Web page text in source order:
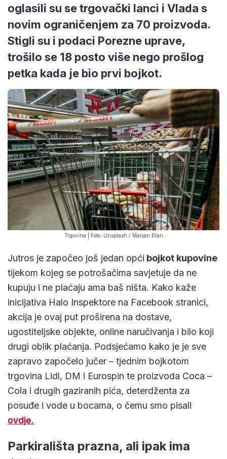
oglasili su se trgovački lanci i Vlada s
novim ograničenjem za 70 proizvoda.
Stigli su i podaci Porezne uprave,
trošilo se 18 posto više nego prošlog
petka kada je bio prvi bojkot.
Trgovina | Foto: Unsplash / Marjan Blan
Jutros je započeo još jedan opći bojkot kupovine
tijekom kojeg se potrošačima savjetuje da ne
kupuju i ne plaćaju ama baš ništa. Kako kaže
inicijativa Halo Inspektore na Facebook stranici,
akcija je ovaj put proširena na dostave,
ugostiteljske objekte, online naručivanja i bilo koji
drugi oblik plaćanja. Podsjećamo kako je je sve
zapravo započelo jučer – tjednim bojkotom
trgovina Lidl, DM i Eurospin te proizvoda Coca –
Cola i drugih gaziranih pića, deterdženta za
posuđe i vode u bocama, o čemu smo pisali
ovdje.
Parkirališta prazna, ali ipak ima